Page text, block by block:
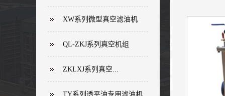
XW系列微型真空滤油机
QL-ZKJ系列真空机组
ZKLXJ系列真空...
TY系列透平油专用滤油机